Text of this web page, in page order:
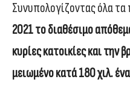
Συνυπολογίζοντας όλα
2021 το διαθέσιμο
κυρίες κατοικίες και την
μειωμένο κατά 180 χιλ.